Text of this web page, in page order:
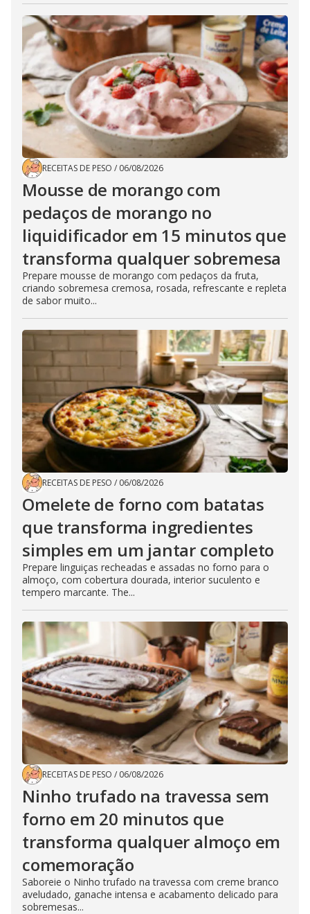
RECEITAS DE PESO / 06/08/2026
Mousse de morango com
pedaços de morango no
liquidificador em 15 minutos que
transforma qualquer sobremesa
Prepare mousse de morango com pedaços da fruta,
criando sobremesa cremosa, rosada, refrescante e repleta
de sabor muito...
RECEITAS DE PESO / 06/08/2026
Omelete de forno com batatas
que transforma ingredientes
simples em um jantar completo
Prepare linguiças recheadas e assadas no forno para o
almoço, com cobertura dourada, interior suculento e
tempero marcante. The...
RECEITAS DE PESO / 06/08/2026
Ninho trufado na travessa sem
forno em 20 minutos que
transforma qualquer almoço em
comemoração
Saboreie o Ninho trufado na travessa com creme branco
aveludado, ganache intensa e acabamento delicado para
sobremesas...